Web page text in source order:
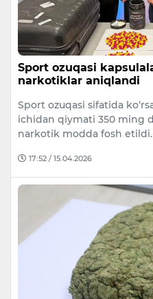
Sport ozuqasi
narkotiklar aniqlandi
Sport ozuqasi sifatida
ichidan qiymati 350 ming
narkotik modda fosh etildi.
17:52 / 15.04.2026